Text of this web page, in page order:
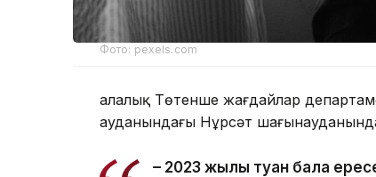
Фото: pexels.com
Қалалық Төтенше жағдайлар
ауданындағы Нұрсәт
– 2023 жылы туған бала